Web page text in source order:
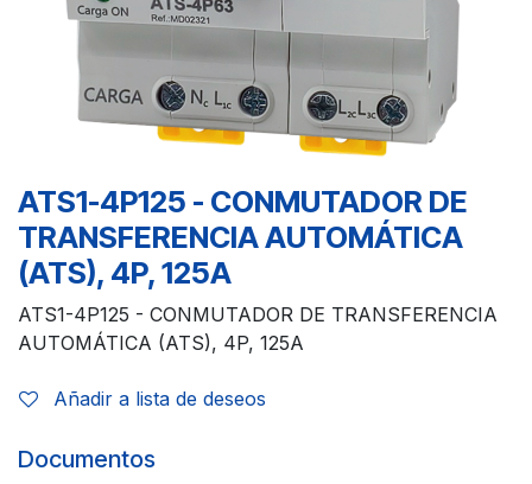
ATS1-4P125 - CONMUTADOR DE
TRANSFERENCIA AUTOMÁTICA
(ATS), 4P, 125A
ATS1-4P125 - CONMUTADOR DE TRANSFERENCIA
AUTOMÁTICA (ATS), 4P, 125A
Añadir a lista de deseos
Documentos